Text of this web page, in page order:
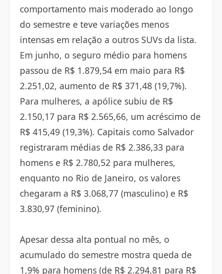
comportamento mais moderado ao longo
do semestre e teve variações menos
intensas em relação a outros SUVs da lista.
Em junho, o seguro médio para homens
passou de R$ 1.879,54 em maio para R$
2.251,02, aumento de R$ 371,48 (19,7%).
Para mulheres, a apólice subiu de R$
2.150,17 para R$ 2.565,66, um acréscimo de
R$ 415,49 (19,3%). Capitais como Salvador
registraram médias de R$ 2.386,33 para
homens e R$ 2.780,52 para mulheres,
enquanto no Rio de Janeiro, os valores
chegaram a R$ 3.068,77 (masculino) e R$
3.830,97 (feminino).
Apesar dessa alta pontual no mês, o
acumulado do semestre mostra queda de
1,9% para homens (de R$ 2.294,81 para R$